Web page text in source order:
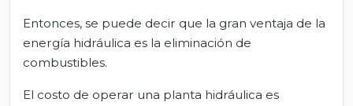
Entonces, se puede decir que la gran ventaja de la
energía hidráulica es la eliminación de
combustibles.
El costo de operar una planta hidráulica es